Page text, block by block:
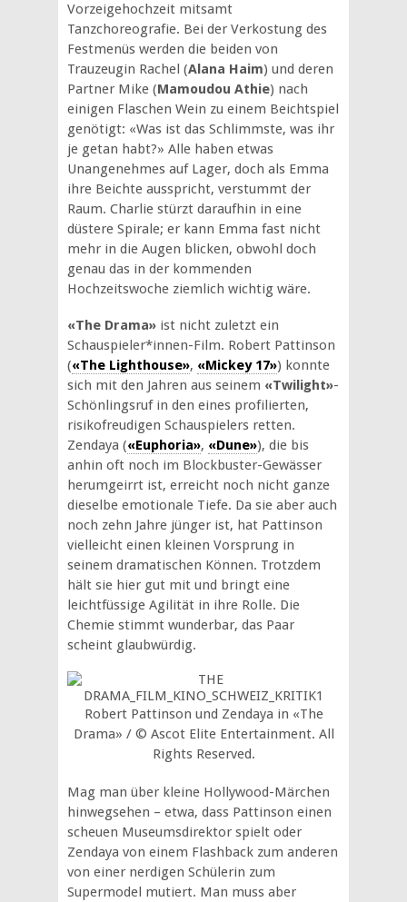
Vorzeigehochzeit mitsamt
Tanzchoreografie. Bei der Verkostung des
Festmenüs werden die beiden von
Trauzeugin Rachel (Alana Haim) und deren
Partner Mike (Mamoudou Athie) nach
einigen Flaschen Wein zu einem Beichtspiel
genötigt: «Was ist das Schlimmste, was ihr
je getan habt?» Alle haben etwas
Unangenehmes auf Lager, doch als Emma
ihre Beichte ausspricht, verstummt der
Raum. Charlie stürzt daraufhin in eine
düstere Spirale; er kann Emma fast nicht
mehr in die Augen blicken, obwohl doch
genau das in der kommenden
Hochzeitswoche ziemlich wichtig wäre.
«The Drama» ist nicht zuletzt ein
Schauspieler*innen-Film. Robert Pattinson
(«The Lighthouse», «Mickey 17») konnte
sich mit den Jahren aus seinem «Twilight»-
Schönlingsruf in den eines profilierten,
risikofreudigen Schauspielers retten.
Zendaya («Euphoria», «Dune»), die bis
anhin oft noch im Blockbuster-Gewässer
herumgeirrt ist, erreicht noch nicht ganze
dieselbe emotionale Tiefe. Da sie aber auch
noch zehn Jahre jünger ist, hat Pattinson
vielleicht einen kleinen Vorsprung in
seinem dramatischen Können. Trotzdem
hält sie hier gut mit und bringt eine
leichtfüssige Agilität in ihre Rolle. Die
Chemie stimmt wunderbar, das Paar
scheint glaubwürdig.
Robert Pattinson und Zendaya in «The
Drama» / © Ascot Elite Entertainment. All
Rights Reserved.
Mag man über kleine Hollywood-Märchen
hinwegsehen – etwa, dass Pattinson einen
scheuen Museumsdirektor spielt oder
Zendaya von einem Flashback zum anderen
von einer nerdigen Schülerin zum
Supermodel mutiert. Man muss aber